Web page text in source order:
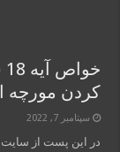
کردن مورچه
سپتامبر 7, 2022